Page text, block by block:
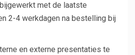
met de laatste
2-4 werkdagen na bestelling bij
en externe presentaties te